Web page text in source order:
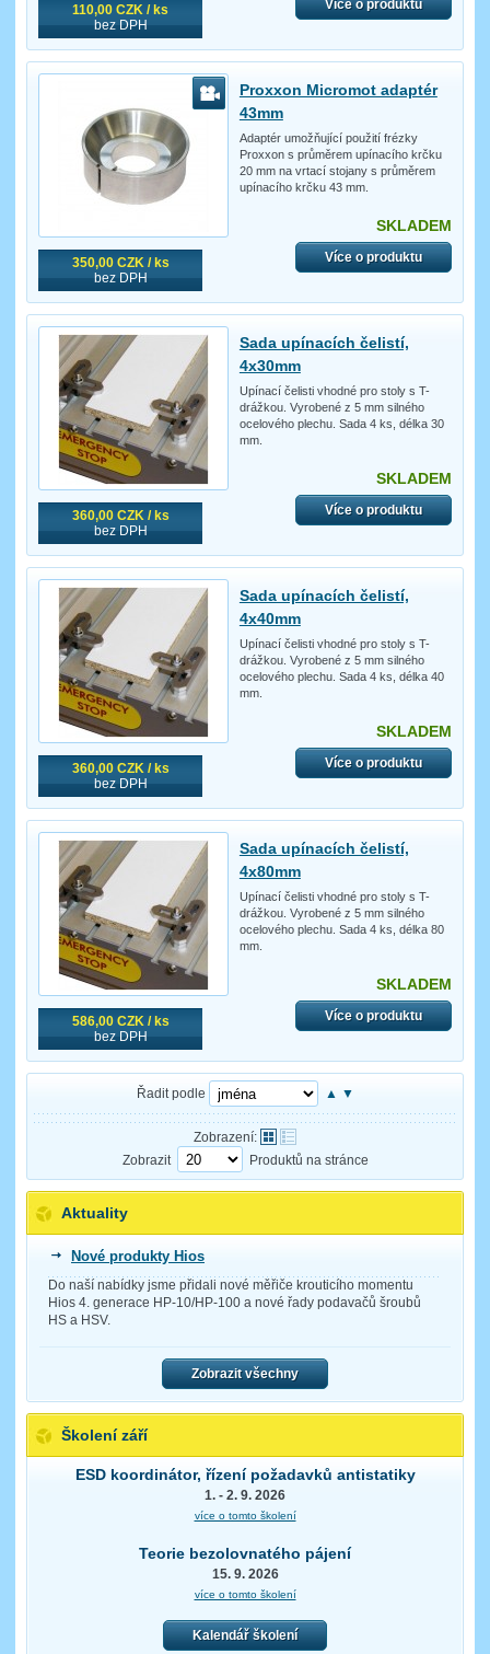
110,00 CZK / ks
bez DPH
Více o produktu
350,00 CZK / ks
bez DPH
Proxxon Micromot adaptér
43mm
Adaptér umožňující použití frézky
Proxxon s průměrem upínacího krčku
20 mm na vrtací stojany s průměrem
upínacího krčku 43 mm.
SKLADEM
Více o produktu
360,00 CZK / ks
bez DPH
Sada upínacích čelistí,
4x30mm
Upínací čelisti vhodné pro stoly s T-
drážkou. Vyrobené z 5 mm silného
ocelového plechu. Sada 4 ks, délka 30
mm.
SKLADEM
Více o produktu
360,00 CZK / ks
bez DPH
Sada upínacích čelistí,
4x40mm
Upínací čelisti vhodné pro stoly s T-
drážkou. Vyrobené z 5 mm silného
ocelového plechu. Sada 4 ks, délka 40
mm.
SKLADEM
Více o produktu
586,00 CZK / ks
bez DPH
Sada upínacích čelistí,
4x80mm
Upínací čelisti vhodné pro stoly s T-
drážkou. Vyrobené z 5 mm silného
ocelového plechu. Sada 4 ks, délka 80
mm.
SKLADEM
Více o produktu
Řadit podle ▲ ▼
Zobrazení:
Zobrazit
Produktů na stránce
Aktuality
Nové produkty Hios
Do naší nabídky jsme přidali nové měřiče krouticího momentu
Hios 4. generace HP-10/HP-100 a nové řady podavačů šroubů
HS a HSV.
Zobrazit všechny
Školení září
ESD koordinátor, řízení požadavků antistatiky
1. - 2. 9. 2026
více o tomto školení
Teorie bezolovnatého pájení
15. 9. 2026
více o tomto školení
Kalendář školení